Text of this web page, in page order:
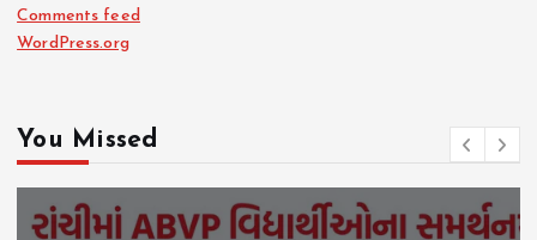
Comments feed
WordPress.org
You Missed